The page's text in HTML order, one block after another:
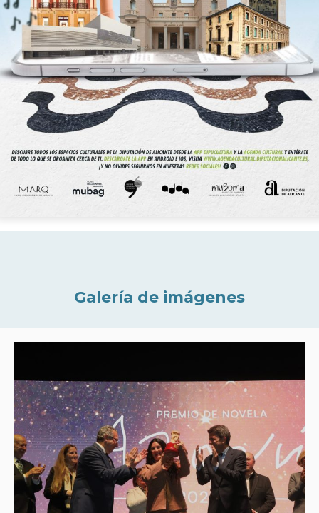
Galería de imágenes